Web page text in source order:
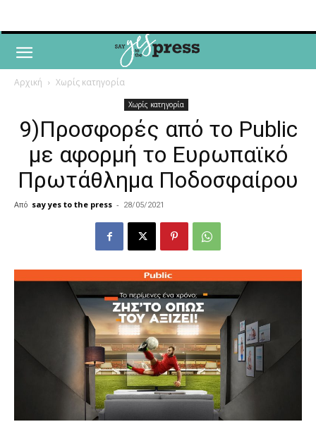
Αρχική Χωρίς κατηγορία
Χωρίς κατηγορία
9)Προσφορές από το Public
με αφορμή το Ευρωπαϊκό
Πρωτάθλημα Ποδοσφαίρου
Από say yes to the press - 28/05/2021